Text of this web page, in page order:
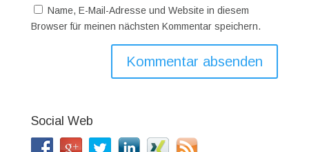
Name, E-Mail-Adresse und Website in diesem
Browser für meinen nächsten Kommentar speichern.
Social Web